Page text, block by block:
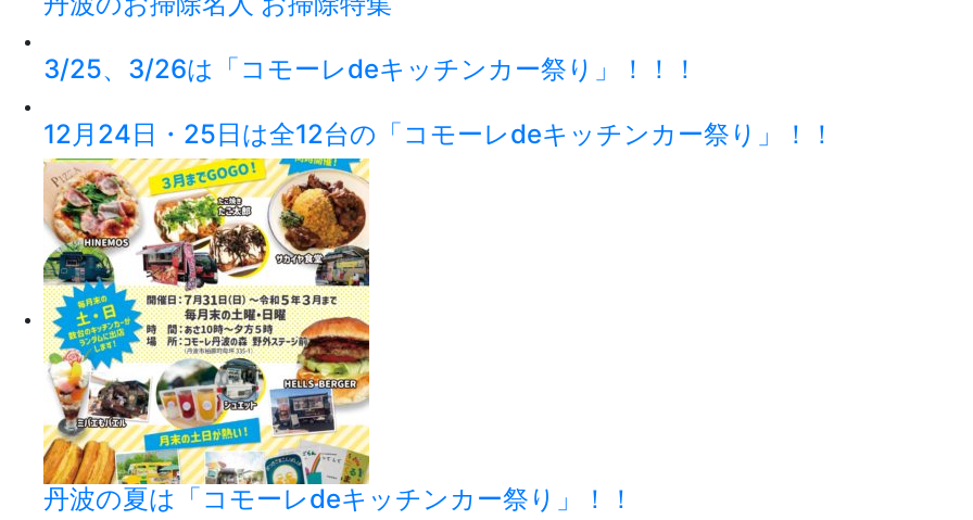
3/25、3/26は「コモーレdeキッチンカー祭り」！！！
12月24日・25日は全12台の「コモーレdeキッチンカー祭り」！！
丹波の夏は「コモーレdeキッチンカー祭り」！！